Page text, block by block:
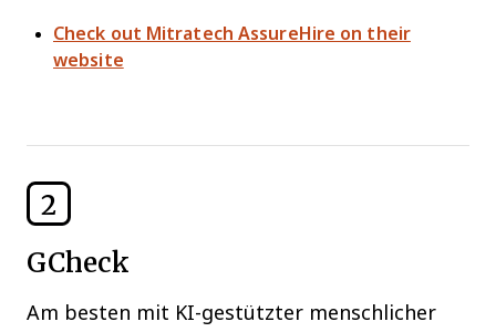
Check out Mitratech AssureHire on their
website
2
GCheck
Am besten mit KI-gestützter menschlicher